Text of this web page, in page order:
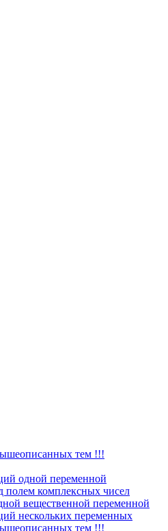
тем !!!
одной переменной
полем комплексных чисел
вещественной переменной
нескольких переменных
тем !!!